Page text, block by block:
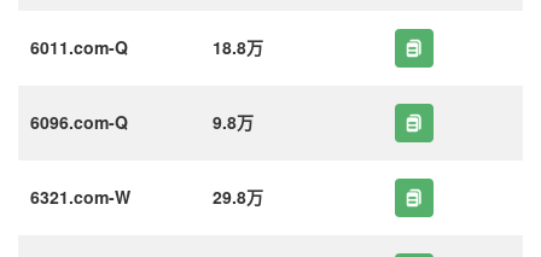
6011.com-Q 18.8万
6096.com-Q 9.8万
6321.com-W 29.8万